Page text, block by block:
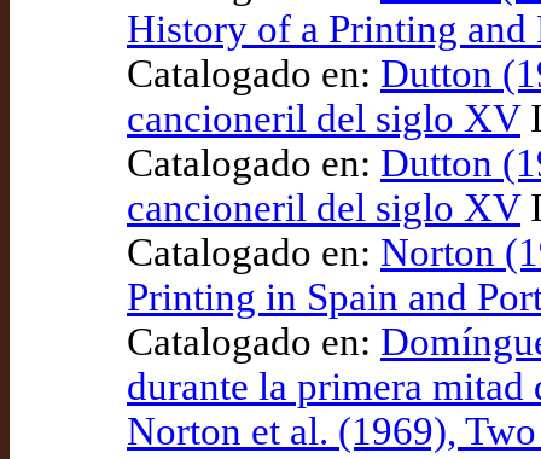
History of a Printing and
Catalogado en: Dutton
cancioneril del siglo XV
Catalogado en: Dutton
cancioneril del siglo XV
Catalogado en: Norton
Printing in Spain and
Catalogado en:
durante la primera
Norton et al. (1969),